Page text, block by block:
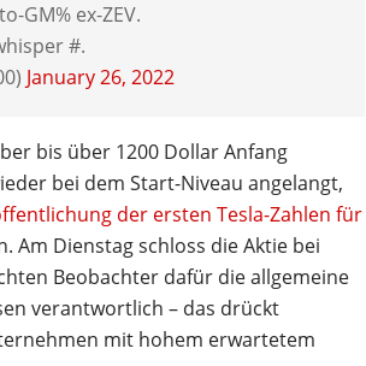
GM% ex-ZEV.
#.
January 26, 2022
bis über 1200 Dollar Anfang
bei dem Start-Niveau angelangt,
der ersten Tesla-Zahlen für
Am Dienstag schloss die Aktie bei
Beobachter dafür die allgemeine
verantwortlich – das drückt
mit hohem erwartetem